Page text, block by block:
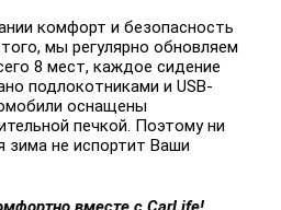
комфорт и безопасность
мы регулярно обновляем
8 мест, каждое сидение
подлокотниками и USB-
оснащены
печкой. Поэтому ни
зима не испортит Ваши